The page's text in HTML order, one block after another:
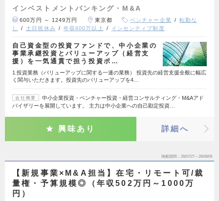
インベストメントバンキング・M&A
600万円 ～ 1249万円 東京都 ベンチャー企業
転勤な
し
土日祝休み 年収600万以上 インセンティブ制度
自己資金型の投資ファンドで、中小企業の
事業承継投資とバリューアップ（経営支
援）を一気通貫で担う投資ポ…
1.投資業務（バリューアップに関する一連の業務） 投資先の経営支援全般に幅広
く関与いただきます。投資先のバリューアップを4…
会社概要
中小企業投資・ベンチャー投資・経営コンサルティング・M&Aアド
バイザリーを展開しています。 主力は中小企業への自己勘定投資…
興味あり 詳細へ
掲載期間 26/07/27～26/08/09
【新規事業×M&A担当】在宅・リモート可/裁
量権・予算規模◎（年収502万円～1000万
円）